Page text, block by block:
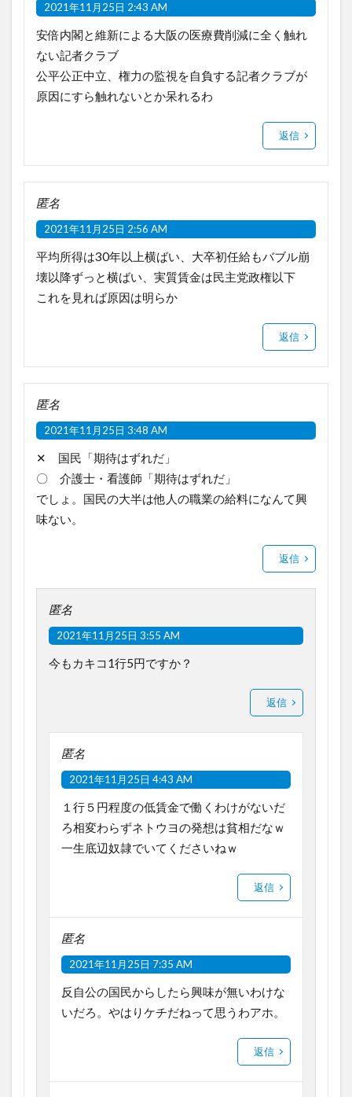
2021年11月25日 2:43 AM
安倍内閣と維新による大阪の医療費削減に全く触れ
ない記者クラブ
公平公正中立、権力の監視を自負する記者クラブが
原因にすら触れないとか呆れるわ
返信
匿名
2021年11月25日 2:56 AM
平均所得は30年以上横ばい、大卒初任給もバブル崩
壊以降ずっと横ばい、実質賃金は民主党政権以下
これを見れば原因は明らか
返信
匿名
2021年11月25日 3:48 AM
✕ 国民「期待はずれだ」
〇 介護士・看護師「期待はずれだ」
でしょ。国民の大半は他人の職業の給料になんて興
味ない。
返信
匿名
2021年11月25日 3:55 AM
今もカキコ1行5円ですか？
返信
匿名
2021年11月25日 4:43 AM
１行５円程度の低賃金で働くわけがないだ
ろ相変わらずネトウヨの発想は貧相だなｗ
一生底辺奴隷でいてくださいねｗ
返信
匿名
2021年11月25日 7:35 AM
反自公の国民からしたら興味が無いわけな
いだろ。やはりケチだねって思うわアホ。
返信